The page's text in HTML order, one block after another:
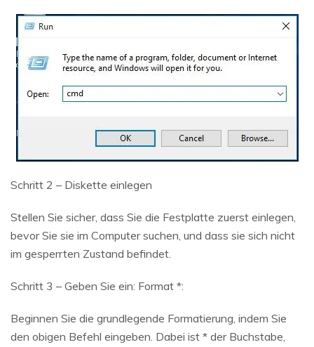
Schritt 2 – Diskette einlegen
Stellen Sie sicher, dass Sie die Festplatte zuerst einlegen,
bevor Sie sie im Computer suchen, und dass sie sich nicht
im gesperrten Zustand befindet.
Schritt 3 – Geben Sie ein: Format *:
Beginnen Sie die grundlegende Formatierung, indem Sie
den obigen Befehl eingeben. Dabei ist * der Buchstabe,